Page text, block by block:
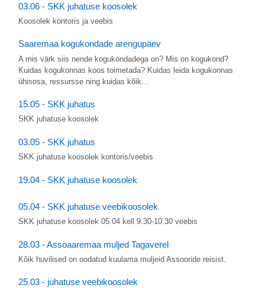
03.06 - SKK juhatuse koosolek
Koosolek kontoris ja veebis
Saaremaa kogukondade arengupäev
A mis värk siis nende kogukondadega on? Mis on kogukond?
Kuidas kogukonnas koos toimetada? Kuidas leida kogukonnas
ühisosa, ressursse ning kuidas kõik…
15.05 - SKK juhatus
SKK juhatuse koosolek
03.05 - SKK juhatus
SKK juhatuse koosolek kontoris/veebis
19.04 - SKK juhatuse koosolek
05.04 - SKK juhatuse veebikoosolek
SKK juhatuse koosolek 05.04 kell 9.30-10.30 veebis
28.03 - Assoaaremaa muljed Tagaverel
Kõik huvilised on oodatud kuulama muljeid Assooride reisist.
25.03 - juhatuse veebikoosolek